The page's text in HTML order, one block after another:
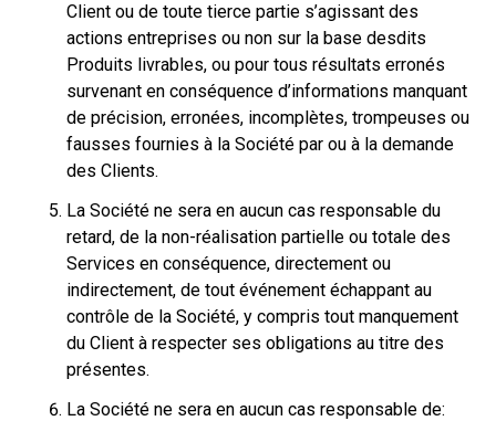
Client ou de toute tierce partie s’agissant des
actions entreprises ou non sur la base desdits
Produits livrables, ou pour tous résultats erronés
survenant en conséquence d’informations manquant
de précision, erronées, incomplètes, trompeuses ou
fausses fournies à la Société par ou à la demande
des Clients.
La Société ne sera en aucun cas responsable du
retard, de la non-réalisation partielle ou totale des
Services en conséquence, directement ou
indirectement, de tout événement échappant au
contrôle de la Société, y compris tout manquement
du Client à respecter ses obligations au titre des
présentes.
La Société ne sera en aucun cas responsable de: